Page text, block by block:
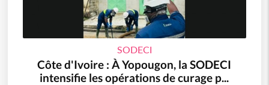
SODECI
Côte d'Ivoire : À Yopougon, la SODECI
intensifie les opérations de curage p...